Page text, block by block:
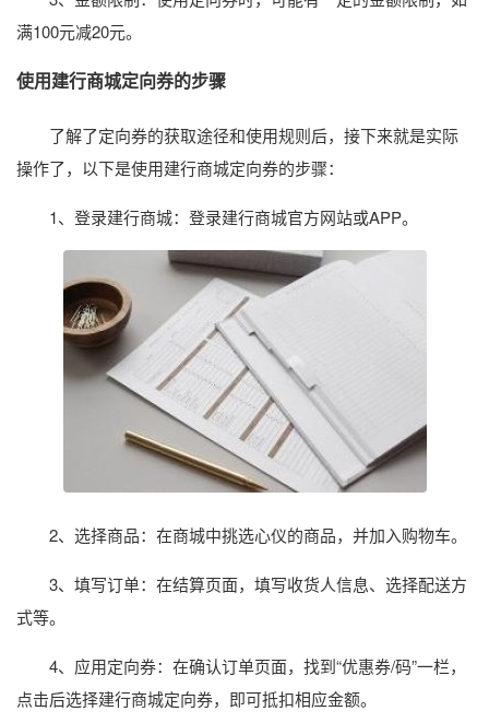
满100元减20元。
使用建行商城定向券的步骤
了解了定向券的获取途径和使用规则后，接下来就是实际
操作了，以下是使用建行商城定向券的步骤：
1、登录建行商城：登录建行商城官方网站或APP。
2、选择商品：在商城中挑选心仪的商品，并加入购物车。
3、填写订单：在结算页面，填写收货人信息、选择配送方
式等。
4、应用定向券：在确认订单页面，找到“优惠券/码”一栏，
点击后选择建行商城定向券，即可抵扣相应金额。